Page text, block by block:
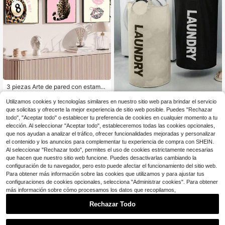
3 piezas Arte de pared con estamp
ado de leopardo enmarcado/sin en
marcar, póster de lienzo con labios r
osas y lazo, decoración de pared d
e leopardo divertida, impresión de p
óster de bola de la suerte de moda,
adecuado para sala de estar, dormit
orio, baño, oficina, pasillo, decoraci
ón de cocina, arte de pared de lienz
o con estampado de leopardo para
decoración de habitación
$3.00 -33%
Cesta de ropa plegable de 90L 15x
15x31 pulgadas, cesta de ropa de t
ela Oxford 600D impermeable con
asas acolchadas de espuma suave
de aluminio, cesta de almacenamie
nto de ropa plegable de gran capaci
dad para dormitorio, baño, dormitori
o, apartamento, guardería, múltiples
colores disponibles, accesorios de l
avandería
4
2Hay otros vendedores
1
Utilizamos cookies y tecnologías similares en nuestro sitio web para brindar el servicio
que solicitas y ofrecerte la mejor experiencia de sitio web posible. Puedes "Rechazar
todo", "Aceptar todo" o establecer tu preferencia de cookies en cualquier momento a tu
elección. Al seleccionar "Aceptar todo", estableceremos todas las cookies opcionales,
que nos ayudan a analizar el tráfico, ofrecer funcionalidades mejoradas y personalizar
el contenido y los anuncios para complementar tu experiencia de compra con SHEIN.
Al seleccionar "Rechazar todo", permites el uso de cookies estrictamente necesarias
que hacen que nuestro sitio web funcione. Puedes desactivarlas cambiando la
configuración de tu navegador, pero esto puede afectar el funcionamiento del sitio web.
Para obtener más información sobre las cookies que utilizamos y para ajustar tus
configuraciones de cookies opcionales, selecciona "Administrar cookies". Para obtener
más información sobre cómo procesamos los datos que recopilamos,
Rechazar Todo